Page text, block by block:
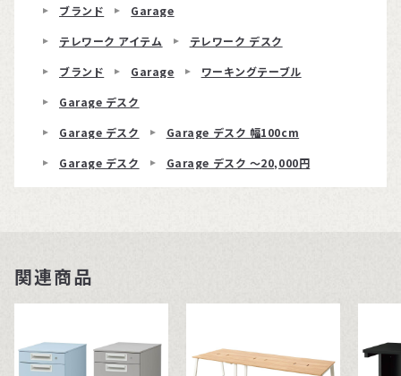
ブランド
Garage
テレワーク アイテム
テレワーク デスク
ブランド
Garage
ワーキングテーブル
Garage デスク
Garage デスク
Garage デスク 幅100cm
Garage デスク
Garage デスク 〜20,000円
関連商品